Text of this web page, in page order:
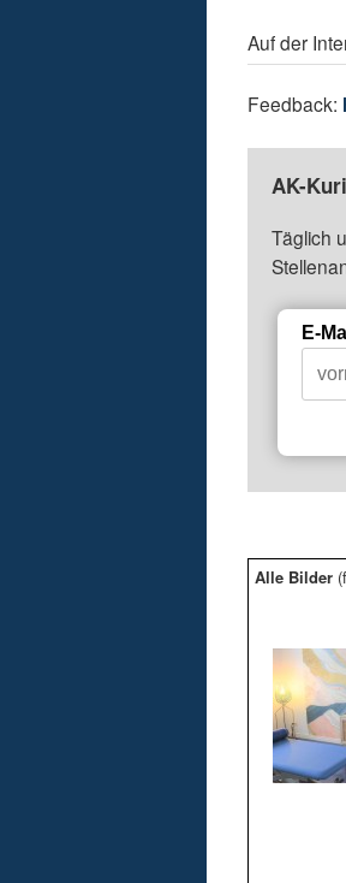
Auf der
Feedback:
AK-
Täglich
E-
Alle Bilder